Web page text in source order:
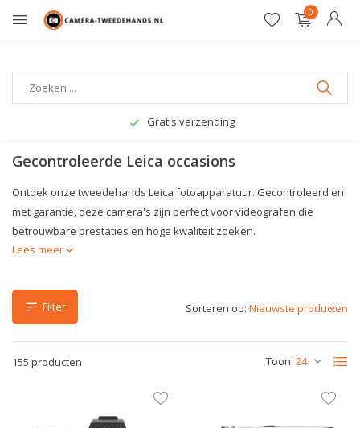
0
Gratis verzending
Gecontroleerde Leica occasions
Ontdek onze tweedehands Leica fotoapparatuur. Gecontroleerd en
met garantie, deze camera's zijn perfect voor videografen die
betrouwbare prestaties en hoge kwaliteit zoeken.
Lees meer
Filter
155 producten Toon:
Sorteren op: